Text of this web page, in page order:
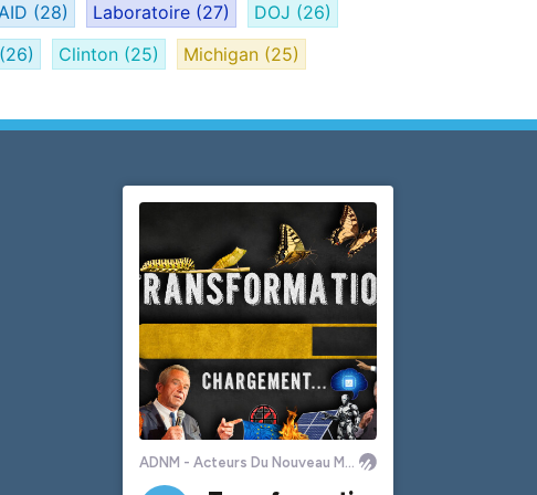
(28) Laboratoire (27) DOJ (26)
(26) Clinton (25) Michigan (25)